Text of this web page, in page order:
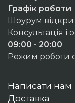
Графік роботи
Шоурум
Консультація
09:00 - 20:00
Режим роботи
Написати нам
Доставка